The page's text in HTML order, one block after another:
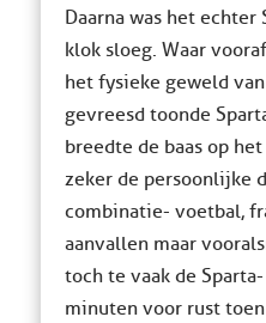
Daarna was het
klok sloeg. Waar
het fysieke geweld
gevreesd toonde
breedte de baas op
zeker de persoonlijke
combinatie- voetbal,
aanvallen maar
toch te vaak de
minuten voor rust